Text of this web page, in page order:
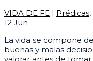
VIDA DE FE | Prédicas,
12 Jun
La vida se compone
buenas y malas